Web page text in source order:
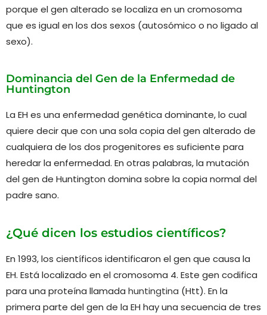
porque el gen alterado se localiza en un cromosoma
que es igual en los dos sexos (autosómico o no ligado al
sexo).
Dominancia del Gen de la Enfermedad de
Huntington
La EH es una enfermedad genética dominante, lo cual
quiere decir que con una sola copia del gen alterado de
cualquiera de los dos progenitores es suficiente para
heredar la enfermedad. En otras palabras, la mutación
del gen de Huntington domina sobre la copia normal del
padre sano.
¿Qué dicen los estudios científicos?
En 1993, los científicos identificaron el gen que causa la
EH. Está localizado en el cromosoma 4. Este gen codifica
para una proteína llamada huntingtina (Htt). En la
primera parte del gen de la EH hay una secuencia de tres